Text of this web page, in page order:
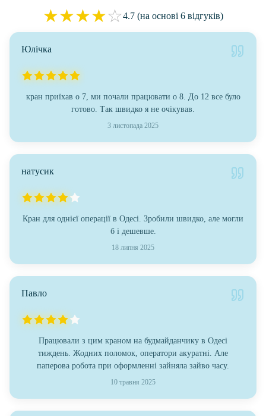
★★★★☆4.7 (на основі 6 відгуків)
Юлічка
кран приїхав о 7, ми почали працювати о 8. До 12 все було
готово. Так швидко я не очікував.
3 листопада 2025
натусик
Кран для однієї операції в Одесі. Зробили швидко, але могли
б і дешевше.
18 липня 2025
Павло
Працювали з цим краном на будмайданчику в Одесі
тиждень. Жодних поломок, оператори акуратні. Але
паперова робота при оформленні зайняла зайво часу.
10 травня 2025